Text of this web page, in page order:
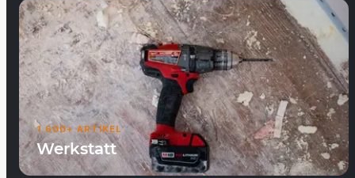
1.600+ ARTIKEL
Werkstatt